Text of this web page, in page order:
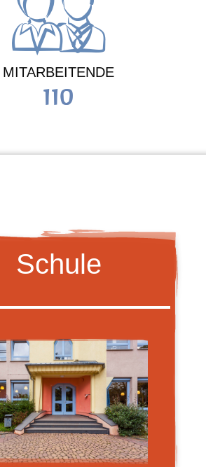
MITARBEITENDE
110
Schule